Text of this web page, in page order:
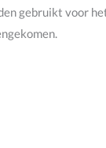
gebruikt voor